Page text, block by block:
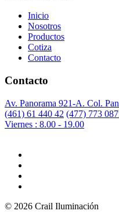
Inicio
Nosotros
Productos
Cotiza
Contacto
Contacto
Av. Panorama 921-A. Col.
(461) 61 440 42 (477) 773
Viernes : 8.00 - 19.00
© 2026 Crail Iluminación